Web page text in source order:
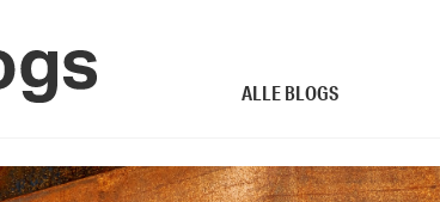
ALLE BLOGS